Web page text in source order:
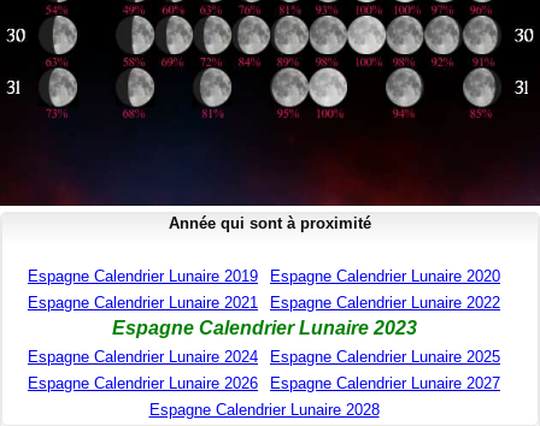
Année qui sont à proximité
Espagne Calendrier Lunaire 2019
Espagne Calendrier Lunaire 2020
Espagne Calendrier Lunaire 2021
Espagne Calendrier Lunaire 2022
Espagne Calendrier Lunaire 2023
Espagne Calendrier Lunaire 2024
Espagne Calendrier Lunaire 2025
Espagne Calendrier Lunaire 2026
Espagne Calendrier Lunaire 2027
Espagne Calendrier Lunaire 2028